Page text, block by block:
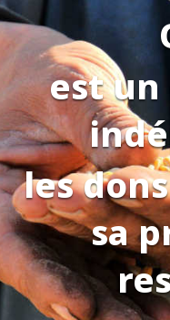
est
les
sa